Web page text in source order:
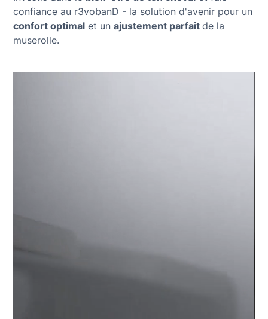
confiance au r3vobanD - la solution d'avenir pour un
confort optimal et unajustement parfaitde la
muserolle.